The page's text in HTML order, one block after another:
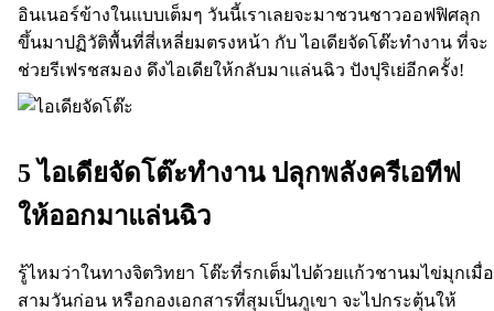
อินเนอร์ข้างในแบบเต็มๆ วันนี้เราเลยจะมาชวนชาวออฟฟิศลุก
ขึ้นมาปฏิวัติพื้นที่สี่เหลี่ยมตรงหน้า กับ ไอเดียจัดโต๊ะทำงาน ที่จะ
ช่วยรีเฟรชสมอง ดึงไอเดียให้กลับมาแล่นฉิว ปังปุริเย่อีกครั้ง!
5 ไอเดียจัดโต๊ะทำงาน ปลุกพลังครีเอทีฟ
ให้ออกมาแล่นฉิว
รู้ไหมว่าในทางจิตวิทยา โต๊ะที่รกเต็มไปด้วยแก้วชานมไข่มุกเมื่อ
สามวันก่อน หรือกองเอกสารที่สุมเป็นภูเขา จะไปกระตุ้นให้